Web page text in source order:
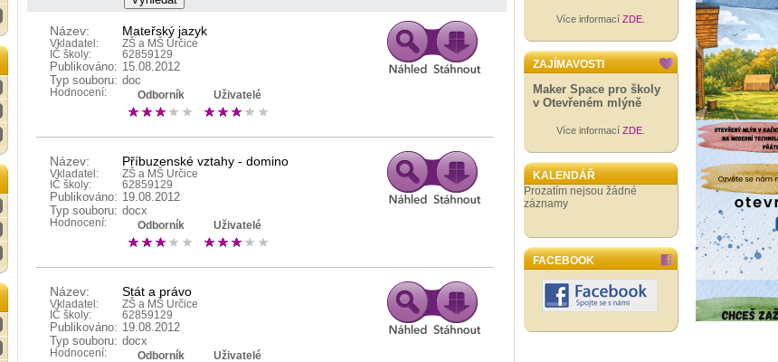
Název: Mateřský jazyk
Vkladatel:
ZŠ a MŠ Určice
IČ školy:
62859129
Publikováno: 15.08.2012
Typ souboru: doc
Hodnocení: Odborník Uživatelé
Název: Příbuzenské vztahy - domino
Vkladatel:
ZŠ a MŠ Určice
IČ školy:
62859129
Publikováno: 19.08.2012
Typ souboru: docx
Hodnocení: Odborník Uživatelé
Název: Stát a právo
Vkladatel:
ZŠ a MŠ Určice
IČ školy:
62859129
Publikováno: 19.08.2012
Typ souboru: docx
Hodnocení: Odborník Uživatelé
Více informací ZDE
ZAJÍMAVOSTI
Maker Space pro školy
v Otevřeném mlýně
Více informací ZDE
KALENDÁŘ
Prozatím nejsou žádné
záznamy
FACEBOOK